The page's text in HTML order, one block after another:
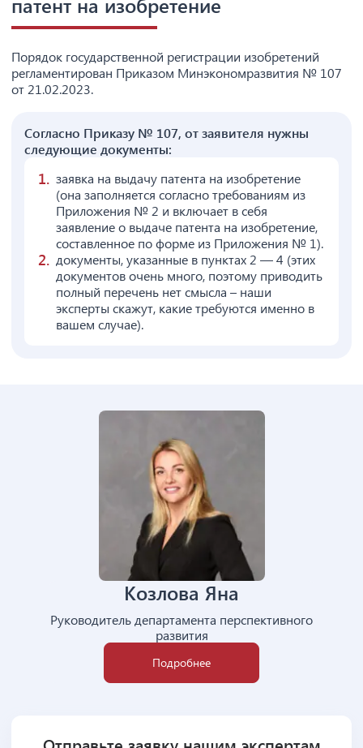
патент на изобретение
Порядок государственной регистрации изобретений
регламентирован Приказом Минэкономразвития № 107
от 21.02.2023.
Согласно Приказу № 107, от заявителя нужны
следующие документы:
заявка на выдачу патента на изобретение
(она заполняется согласно требованиям из
Приложения № 2 и включает в себя
заявление о выдаче патента на изобретение,
составленное по форме из Приложения № 1).
документы, указанные в пунктах 2 — 4 (этих
документов очень много, поэтому приводить
полный перечень нет смысла – наши
эксперты скажут, какие требуются именно в
вашем случае).
Козлова Яна
Руководитель департамента перспективного
развития
Подробнее